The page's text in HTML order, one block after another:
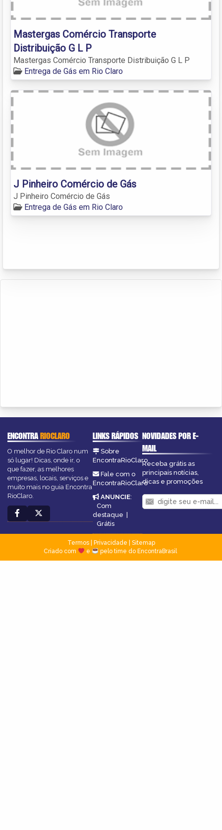
Mastergas Comércio Transporte
Distribuição G L P
Mastergas Comércio Transporte Distribuição G L P
Entrega de Gás em Rio Claro
J Pinheiro Comércio de Gás
J Pinheiro Comércio de Gás
Entrega de Gás em Rio Claro
ENCONTRARIOCLARO
O melhor de Rio Claro num
só lugar! Dicas, onde ir, o
que fazer, as melhores
empresas, locais, serviços e
muito mais no guia Encontra
RioClaro.
LINKS RÁPIDOS
Sobre
EncontraRioClaro
Fale com o
EncontraRioClaro
ANUNCIE:
Com
destaque |
Grátis
NOVIDADES POR E-
MAIL
Receba grátis as
principais notícias,
dicas e promoções
Termos| Privacidade
Sitemap
Criado com
e pelo time do EncontraBrasil